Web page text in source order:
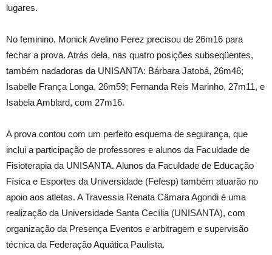
lugares.
No feminino, Monick Avelino Perez precisou de 26m16 para
fechar a prova. Atrás dela, nas quatro posições subseqüentes,
também nadadoras da UNISANTA: Bárbara Jatobá, 26m46;
Isabelle França Longa, 26m59; Fernanda Reis Marinho, 27m11, e
Isabela Amblard, com 27m16.
A prova contou com um perfeito esquema de segurança, que
inclui a participação de professores e alunos da Faculdade de
Fisioterapia da UNISANTA. Alunos da Faculdade de Educação
Física e Esportes da Universidade (Fefesp) também atuarão no
apoio aos atletas. A Travessia Renata Câmara Agondi é uma
realização da Universidade Santa Cecília (UNISANTA), com
organização da Presença Eventos e arbitragem e supervisão
técnica da Federação Aquática Paulista.